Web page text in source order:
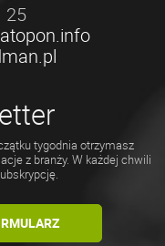
25
tygodnia otrzymasz
z branży. W każdej chwili